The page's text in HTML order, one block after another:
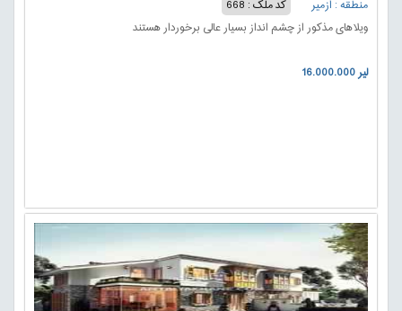
منطقه : ازمیر
کد ملک : 668
ویلاهای مذکور از چشم انداز بسیار عالی برخوردار هستند
16.000.000 لیر